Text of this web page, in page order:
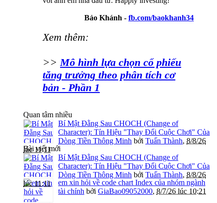
Bảo Khánh - fb.com/baokhanh34
Xem thêm:
>>Mô hình lựa chọn cổ phiếu
tăng trưởng theo phân tích cơ
bản - Phần 1
Quan tâm nhiều
Bí Mật Đằng Sau CHOCH (Change of
Character): Tín Hiệu "Thay Đổi Cuộc Chơi" Của
Dòng Tiền Thông Minh bởi Tuấn Thành, 8/8/26
lúc 11:11
Bài viết mới
Bí Mật Đằng Sau CHOCH (Change of
Character): Tín Hiệu "Thay Đổi Cuộc Chơi" Của
Dòng Tiền Thông Minh bởi Tuấn Thành, 8/8/26
lúc 11:11
em xin hỏi về code chart Index của nhóm ngành
tài chính bởi GiaBao09052000, 8/7/26 lúc 10:21